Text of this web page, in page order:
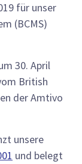
für unser
(BCMS)
30. April
British
der Amtivo
unsere
und belegt